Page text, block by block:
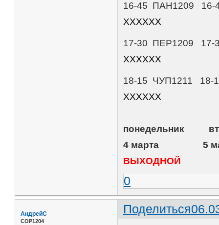
16-45
ХХХХХХ
17-30
ХХХХХХ
18-15
ХХХХХХ
4 марта 5
ВЫХОДНОЙ
0
Поделиться
АндрейС
СОР1204